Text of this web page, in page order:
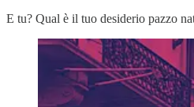
E tu? Qual è il tuo desiderio pazzo